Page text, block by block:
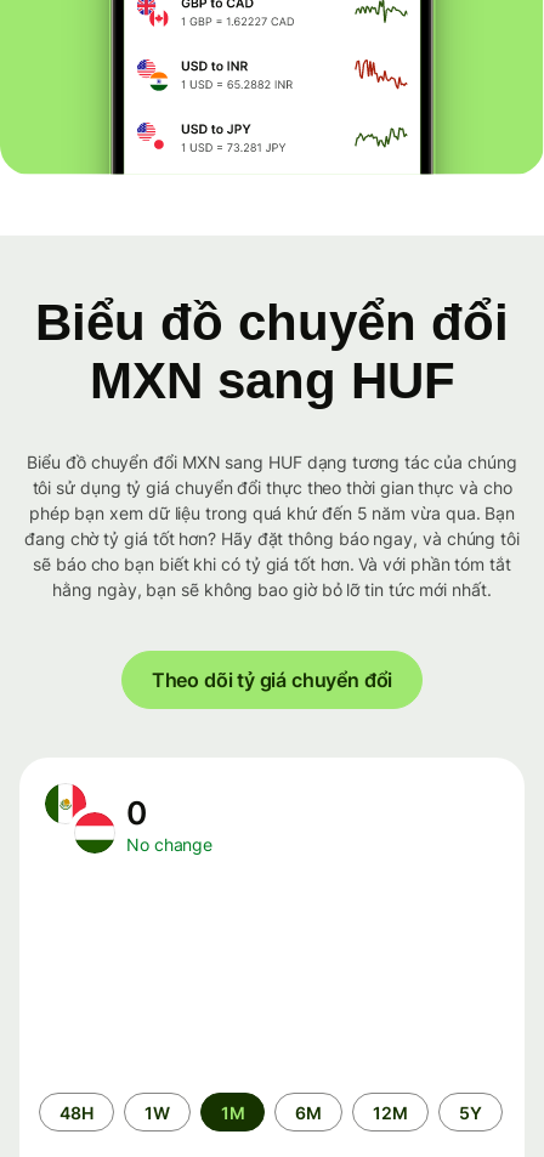
Biểu đồ chuyển đổi
MXN sang HUF
Biểu đồ chuyển đổi MXN sang HUF dạng tương tác của chúng
tôi sử dụng tỷ giá chuyển đổi thực theo thời gian thực và cho
phép bạn xem dữ liệu trong quá khứ đến 5 năm vừa qua. Bạn
đang chờ tỷ giá tốt hơn? Hãy đặt thông báo ngay, và chúng tôi
sẽ báo cho bạn biết khi có tỷ giá tốt hơn. Và với phần tóm tắt
hằng ngày, bạn sẽ không bao giờ bỏ lỡ tin tức mới nhất.
Theo dõi tỷ giá chuyển đổi
0
No change
Time
period
48H 1W 1M 6M 12M 5Y